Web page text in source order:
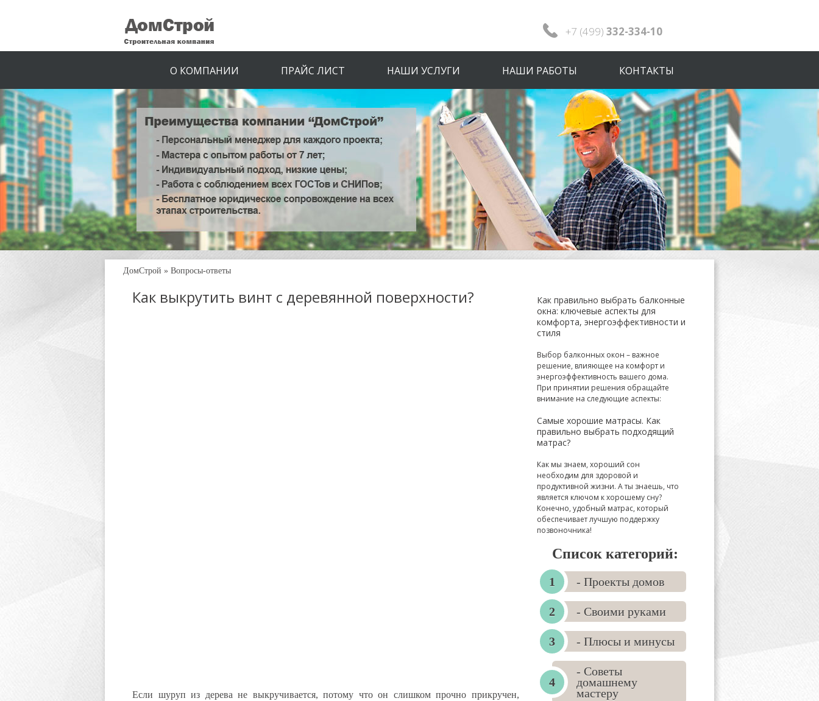
+7 (499) 332-334-10
О КОМПАНИИ ПРАЙС ЛИСТ НАШИ УСЛУГИ НАШИ РАБОТЫ КОНТАКТЫ
ДомСтрой » Вопросы-ответы
Как выкрутить винт с деревянной поверхности?
Если шуруп из дерева не выкручивается, потому что он слишком прочно прикручен,
Как правильно выбрать балконные
окна: ключевые аспекты для
комфорта, энергоэффективности и
стиля
Выбор балконных окон – важное
решение, влияющее на комфорт и
энергоэффективность вашего дома.
При принятии решения обращайте
внимание на следующие аспекты:
Самые хорошие матрасы. Как
правильно выбрать подходящий
матрас?
Как мы знаем, хороший сон
необходим для здоровой и
продуктивной жизни. А ты знаешь, что
является ключом к хорошему сну?
Конечно, удобный матрас, который
обеспечивает лучшую поддержку
позвоночника!
Список категорий:
- Проекты домов
- Своими руками
- Плюсы и минусы
- Советы
домашнему
мастеру